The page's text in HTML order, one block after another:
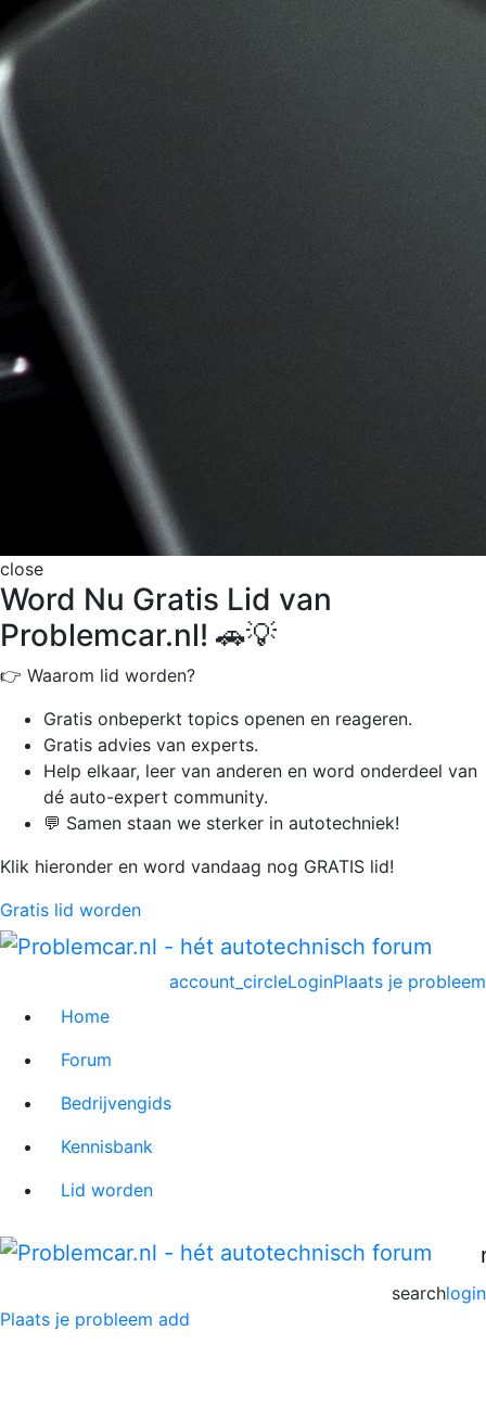
close
Word Nu Gratis Lid van
Problemcar.nl! 🚗💡
👉 Waarom lid worden?
Gratis onbeperkt topics openen en reageren.
Gratis advies van experts.
Help elkaar, leer van anderen en word onderdeel van
dé auto-expert community.
💬 Samen staan we sterker in autotechniek!
Klik hieronder en word vandaag nog GRATIS lid!
Gratis lid worden
Plaats je probleem
account_circleLogin
Home
Forum
Bedrijvengids
Kennisbank
Lid worden
login
search
Plaats je probleem add